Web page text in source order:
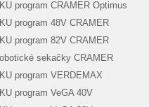
program CRAMER Optimus
program 48V CRAMER
program 82V CRAMER
sekačky CRAMER
program VERDEMAX
program VeGA 40V